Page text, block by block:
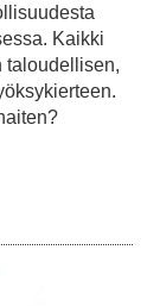
Kaikki
taloudellisen,